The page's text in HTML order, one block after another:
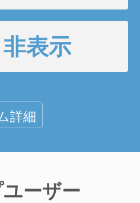
非表示
詳細
ーザー